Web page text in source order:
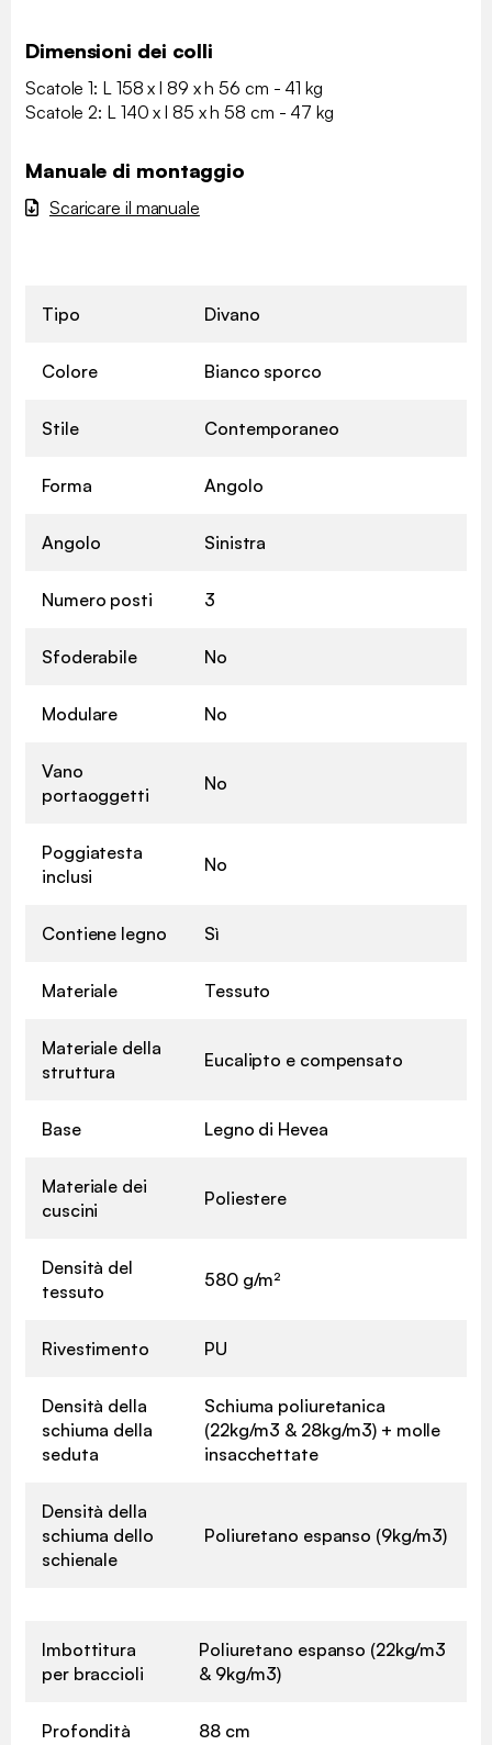
Dimensioni dei colli
Scatole 1: L 158 x l 89 x h 56 cm - 41 kg
Scatole 2: L 140 x l 85 x h 58 cm - 47 kg
Manuale di montaggio
Scaricare il manuale
Tipo Divano
Colore Bianco sporco
Stile Contemporaneo
Forma Angolo
Angolo Sinistra
Numero posti 3
Sfoderabile No
Modulare No
Vano
portaoggetti
No
Poggiatesta
inclusi
No
Contiene legno Sì
Materiale Tessuto
Materiale della
struttura
Eucalipto e compensato
Base Legno di Hevea
Materiale dei
cuscini
Poliestere
Densità del
tessuto
580 g/m²
Rivestimento PU
Densità della
schiuma della
seduta
Schiuma poliuretanica
(22kg/m3 & 28kg/m3) + molle
insacchettate
Densità della
schiuma dello
schienale
Poliuretano espanso (9kg/m3)
Imbottitura
per braccioli
Poliuretano espanso (22kg/m3
& 9kg/m3)
Profondità 88 cm